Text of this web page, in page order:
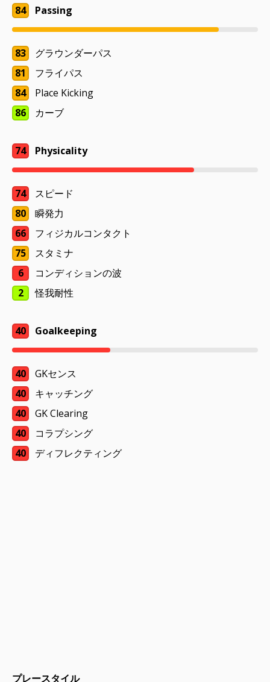
84 Passing
83
グラウンダーパス
81
フライパス
84
Place Kicking
86
カーブ
74 Physicality
74
スピード
80
瞬発力
66
フィジカルコンタクト
75
スタミナ
6
コンディションの波
2
怪我耐性
40 Goalkeeping
40
GKセンス
40
キャッチング
40
GK Clearing
40
コラプシング
40
ディフレクティング
プレースタイル